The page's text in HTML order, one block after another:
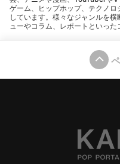
ゲーム、ヒップホップ、テクノ
しています。様々なジャンルを
ューやコラム、レポートといった